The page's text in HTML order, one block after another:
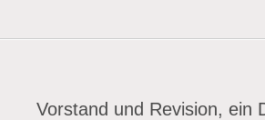
Vorstand und Revision, ein